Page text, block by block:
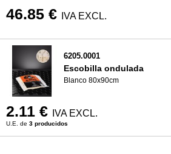
46.85 € IVA EXCL.
6205.0001
Escobilla ondulada
Blanco 80x90cm
2.11 € IVA EXCL.
U.E. de 3 producidos